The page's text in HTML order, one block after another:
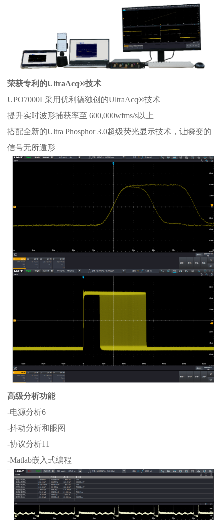
荣获专利的UltraAcq®技术
UPO7000L采用优利德独创的UltraAcq®技术
提升实时波形捕获率至 600,000wfms/s以上
搭配全新的Ultra Phosphor 3.0超级荧光显示技术，让瞬变的
信号无所遁形
高级分析功能
-电源分析6+
-抖动分析和眼图
-协议分析11+
-Matlab嵌入式编程